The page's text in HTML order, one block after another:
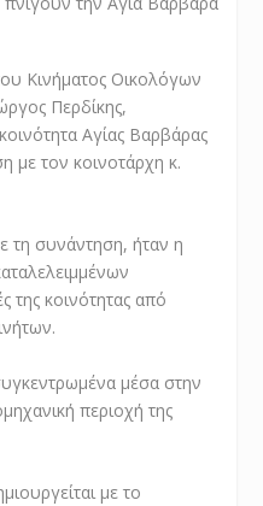
Κινήματος Οικολόγων
Περδίκης,
Αγίας Βαρβάρας
με τον κοινοτάρχη κ.
τη συνάντηση, ήταν η
της κοινότητας από
μέσα στην
περιοχή της
με το